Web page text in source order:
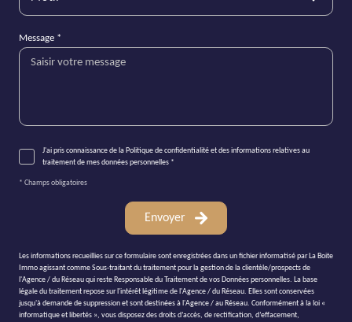
Message *
J'ai pris connaissance de la Politique de confidentialité et des informations relatives au
traitement de mes données personnelles *
* Champs obligatoires
Envoyer
Les informations recueillies sur ce formulaire sont enregistrées dans un fichier informatisé par La Boite
Immo agissant comme Sous-traitant du traitement pour la gestion de la clientèle/prospects de
l'Agence / du Réseau qui reste Responsable du Traitement de vos Données personnelles. La base
légale du traitement repose sur l'intérêt légitime de l'Agence / du Réseau. Elles sont conservées
jusqu'à demande de suppression et sont destinées à l'Agence / au Réseau. Conformément à la loi «
informatique et libertés », vous disposez des droits d’accès, de rectification, d’effacement,